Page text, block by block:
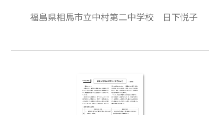
は成り立たず，周りの人と助け合いや支え
いと考え，本題材を設定した｡
福島県相馬市立中村第二中学校 日下悦子